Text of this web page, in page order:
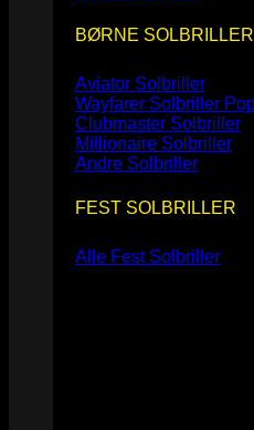
BØRNE SOLBRILLER
Aviator Solbriller
Wayfarer Solbriller
Clubmaster Solbriller
Millionaire Solbriller
Andre Solbriller
FEST SOLBRILLER
Alle Fest Solbriller